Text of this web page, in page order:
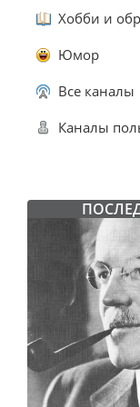
Хобби и
Юмор
Все каналы
Каналы